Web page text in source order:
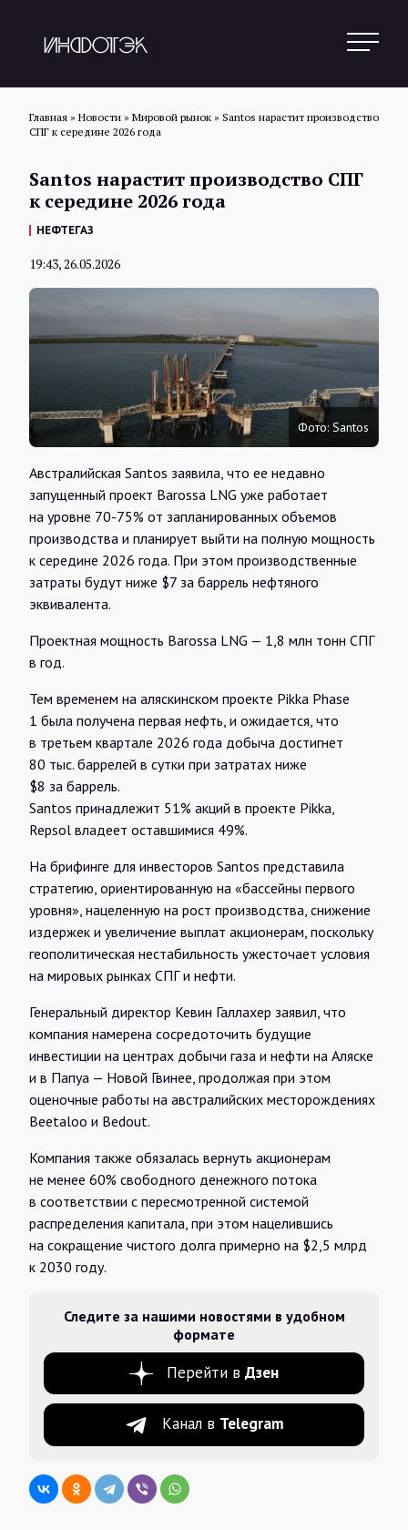
Статьи
Обзоры
Интервью
Карты
О нас
Главная » Новости » Мировой рынок » Santos нарастит производство
СПГ к середине 2026 года
Santos нарастит производство СПГ
к середине 2026 года
НЕФТЕГАЗ
19:43, 26.05.2026
Фото: Santos
Австралийская Santos заявила, что ее недавно
запущенный проект Barossa LNG уже работает
на уровне 70-75% от запланированных объемов
производства и планирует выйти на полную мощность
к середине 2026 года. При этом производственные
затраты будут ниже $7 за баррель нефтяного
эквивалента.
Проектная мощность Barossa LNG — 1,8 млн тонн СПГ
в год.
Тем временем на аляскинском проекте Pikka Phase
1 была получена первая нефть, и ожидается, что
в третьем квартале 2026 года добыча достигнет
80 тыс. баррелей в сутки при затратах ниже
$8 за баррель.
Santos принадлежит 51% акций в проекте Pikka,
Repsol владеет оставшимися 49%.
На брифинге для инвесторов Santos представила
стратегию, ориентированную на «бассейны первого
уровня», нацеленную на рост производства, снижение
издержек и увеличение выплат акционерам, поскольку
геополитическая нестабильность ужесточает условия
на мировых рынках СПГ и нефти.
Генеральный директор Кевин Галлахер заявил, что
компания намерена сосредоточить будущие
инвестиции на центрах добычи газа и нефти на Аляске
и в Папуа — Новой Гвинее, продолжая при этом
оценочные работы на австралийских месторождениях
Beetaloo и Bedout.
Компания также обязалась вернуть акционерам
не менее 60% свободного денежного потока
в соответствии с пересмотренной системой
распределения капитала, при этом нацелившись
на сокращение чистого долга примерно на $2,5 млрд
к 2030 году.
Следите за нашими новостями в удобном
формате
Перейти в Дзен
Канал в Telegram